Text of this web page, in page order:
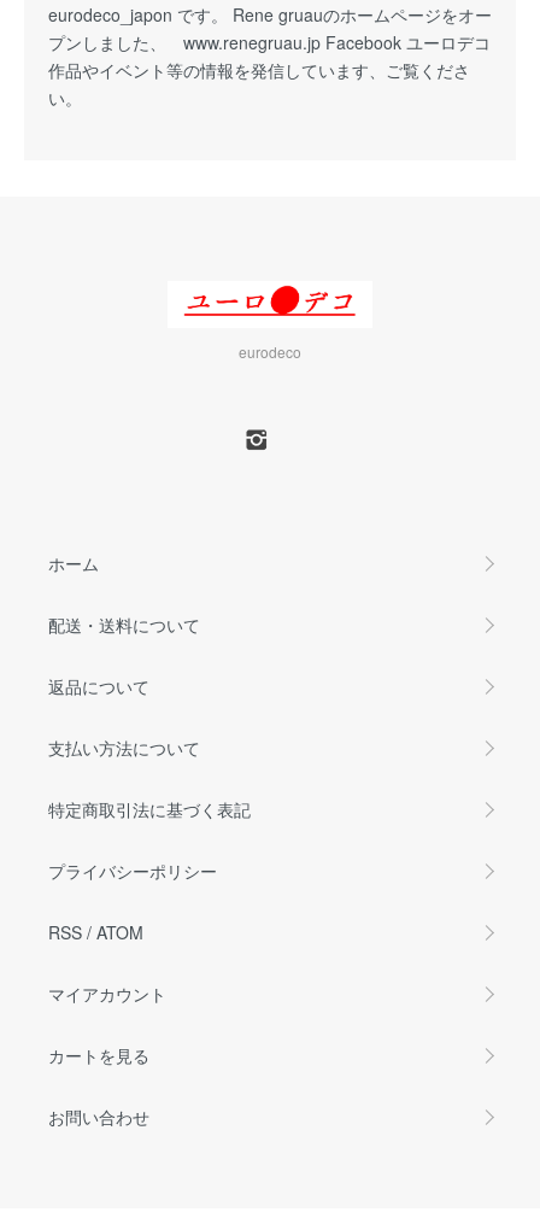
eurodeco_japon です。 Rene gruauのホームページをオー
プンしました、 www.renegruau.jp Facebook ユーロデコ
作品やイベント等の情報を発信しています、ご覧くださ
い。
eurodeco
ホーム
配送・送料について
返品について
支払い方法について
特定商取引法に基づく表記
プライバシーポリシー
RSS / ATOM
マイアカウント
カートを見る
お問い合わせ